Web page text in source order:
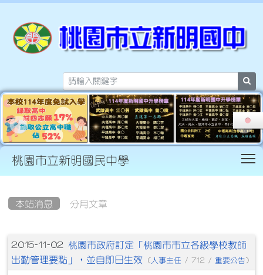
桃園市立新明國民中學
本站消息 分月文章
文章列表
2015-11-02 桃園市政府訂定「桃園市市立各級學校教師
出勤管理要點」，並自即日生效
( 人事主任 / 712 / 重要公告 )